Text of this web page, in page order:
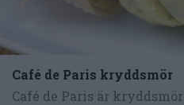
Café de Paris kryddsmör
Café de Paris är